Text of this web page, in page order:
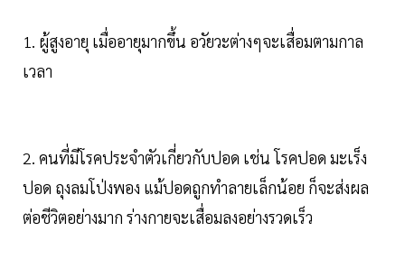
1. ผู้สูงอายุ เมื่ออายุมากขึ้น อวัยวะต่างๆจะเสื่อมตามกาล
เวลา
2. คนที่มีโรคประจำตัวเกี่ยวกับปอด เช่น โรคปอด มะเร็ง
ปอด ถุงลมโป่งพอง แม้ปอดถูกทำลายเล็กน้อย ก็จะส่งผล
ต่อชีวิตอย่างมาก ร่างกายจะเสื่อมลงอย่างรวดเร็ว